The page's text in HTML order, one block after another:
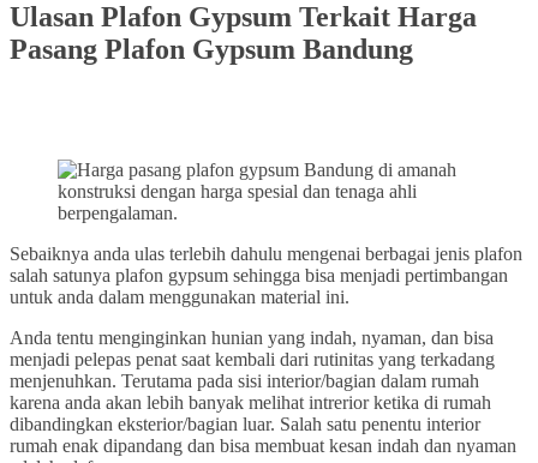
Ulasan Plafon Gypsum Terkait Harga
Pasang Plafon Gypsum Bandung
Sebaiknya anda ulas terlebih dahulu mengenai berbagai jenis plafon
salah satunya plafon gypsum sehingga bisa menjadi pertimbangan
untuk anda dalam menggunakan material ini.
Anda tentu menginginkan hunian yang indah, nyaman, dan bisa
menjadi pelepas penat saat kembali dari rutinitas yang terkadang
menjenuhkan. Terutama pada sisi interior/bagian dalam rumah
karena anda akan lebih banyak melihat intrerior ketika di rumah
dibandingkan eksterior/bagian luar. Salah satu penentu interior
rumah enak dipandang dan bisa membuat kesan indah dan nyaman